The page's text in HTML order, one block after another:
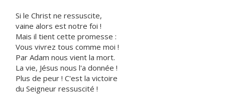
Si le Christ ne ressuscite,
vaine alors est notre foi !
Mais il tient cette promesse :
Vous vivrez tous comme moi !
Par Adam nous vient la mort.
La vie, Jésus nous l'a donnée !
Plus de peur ! C'est la victoire
du Seigneur ressuscité !